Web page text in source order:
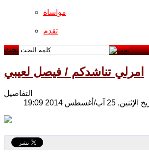
مواساة
تقدم
بحث
امرلي تناشدكم / فيصل لعيبي
التفاصيل
25 آب/أغسطس 2014 19:09